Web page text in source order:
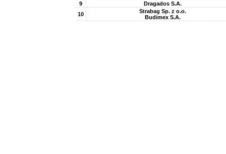
9
Dragados S.A.
10
Strabag Sp. z o.o.
Budimex S.A.